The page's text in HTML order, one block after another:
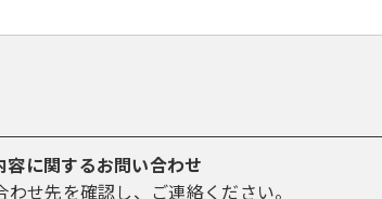
に関するお問い合わせ
せ先を確認し、ご連絡ください。